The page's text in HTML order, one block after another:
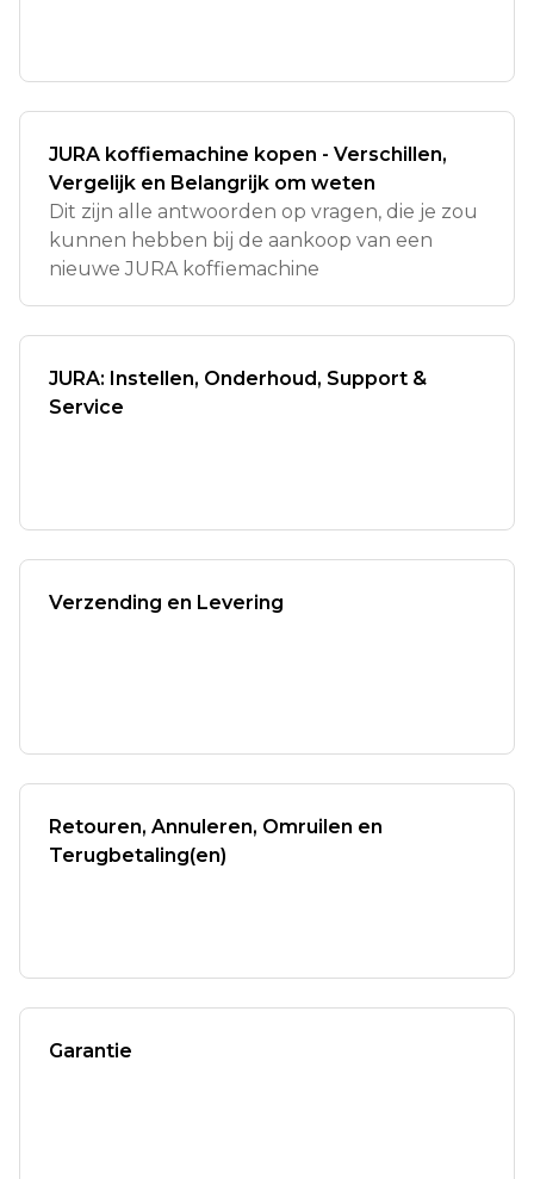
JURA koffiemachine kopen - Verschillen,
Vergelijk en Belangrijk om weten
Dit zijn alle antwoorden op vragen, die je zou
kunnen hebben bij de aankoop van een
nieuwe JURA koffiemachine
JURA: Instellen, Onderhoud, Support &
Service
Verzending en Levering
Retouren, Annuleren, Omruilen en
Terugbetaling(en)
Garantie